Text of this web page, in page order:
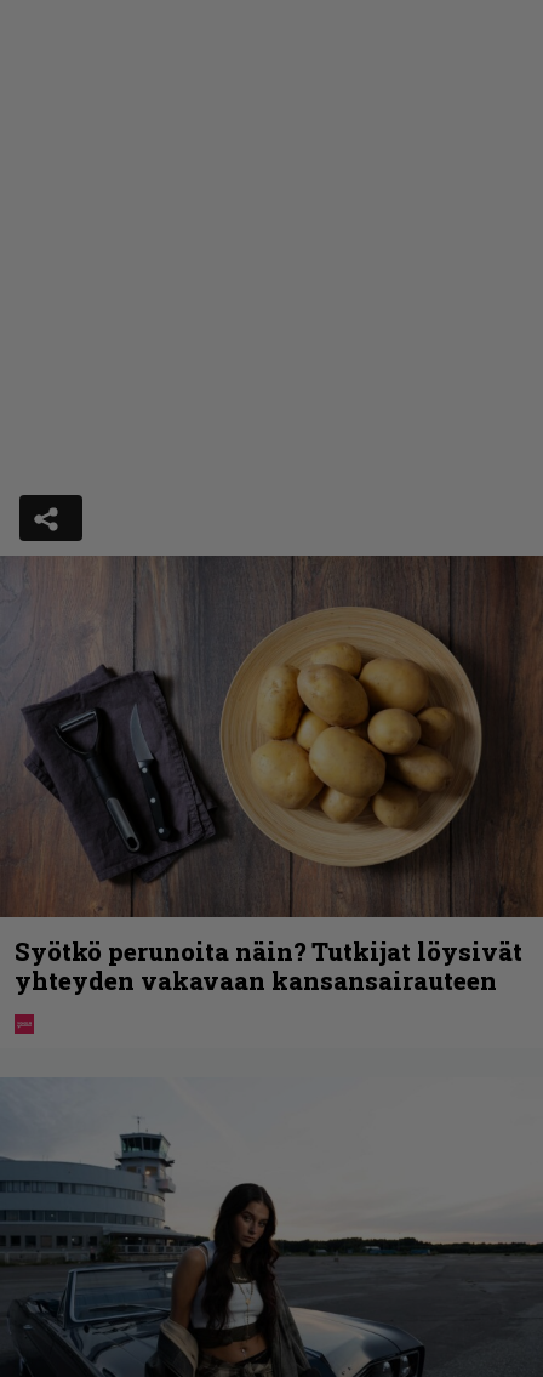
Syötkö perunoita näin? Tutkijat löysivät
yhteyden vakavaan kansansairauteen